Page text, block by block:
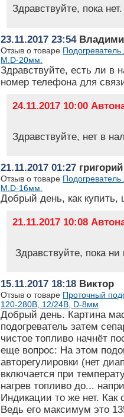
Здравствуйте, пока нет.
23.11.2017 23:54
Отзыв о товаре
М.D-20мм.
Здравствуйте, есть ли в
номер телефона для
24.11.2017 10:00
Здравствуйте, нет в
21.11.2017 01:27 григорий
Отзыв о товаре
М.D-16мм.
Добрый день, как купить,
21.11.2017 10:08
Здравствуйте, пока
15.11.2017 18:18 Виктор
Отзыв о товаре Проточный
120-280В, 12/24В, D-8мм
Добрый день. Картина
подогреватель затем
чистое топливо начнёт
еще вопрос: На этом
авторегулировки (нет
включается при
нагрев топливо до...
Индикации то же нет. Как
Ведь его максимум это